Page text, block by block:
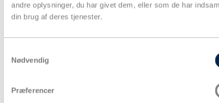
andre oplysninger, du har givet dem, eller som de har
din brug af deres tjenester.
Nødvendig
Præferencer
Papkasser
Pose & affaldssække
Fyld & beskyttelse
Strækfilm & plastfolie
Gaveindpakning